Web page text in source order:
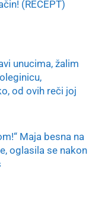
(RECEPT)
unucima, žalim
od ovih reči joj
Maja besna na
oglasila se nakon